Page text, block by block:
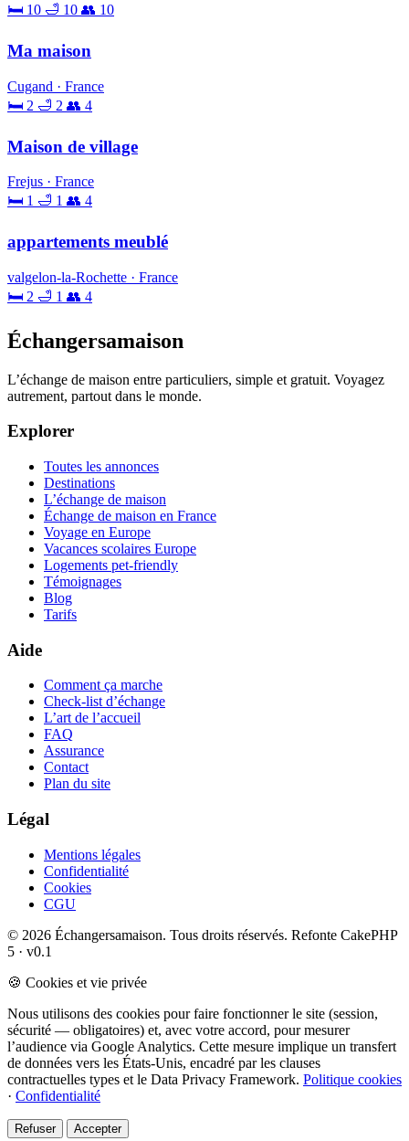
🛏 10 🛁 10 👥 10
Ma maison
Cugand · France
🛏 2 🛁 2 👥 4
Maison de village
Frejus · France
🛏 1 🛁 1 👥 4
appartements meublé
valgelon-la-Rochette · France
🛏 2 🛁 1 👥 4
Échangersamaison
L’échange de maison entre particuliers, simple et gratuit. Voyagez
autrement, partout dans le monde.
Explorer
Toutes les annonces
Destinations
L’échange de maison
Échange de maison en France
Voyage en Europe
Vacances scolaires Europe
Logements pet-friendly
Témoignages
Blog
Tarifs
Aide
Comment ça marche
Check-list d’échange
L’art de l’accueil
FAQ
Assurance
Contact
Plan du site
Légal
Mentions légales
Confidentialité
Cookies
CGU
© 2026 Échangersamaison. Tous droits réservés. Refonte CakePHP
5 · v0.1
🍪 Cookies et vie privée
Nous utilisons des cookies pour faire fonctionner le site (session,
sécurité — obligatoires) et, avec votre accord, pour mesurer
l’audience via Google Analytics. Cette mesure implique un transfert
de données vers les États-Unis, encadré par les clauses
contractuelles types et le Data Privacy Framework. Politique cookies
· Confidentialité
Refuser Accepter